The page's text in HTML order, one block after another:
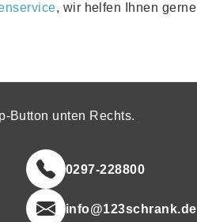
, wir helfen Ihnen gerne
Button unten Rechts.
0297-228800
info@123schrank.de